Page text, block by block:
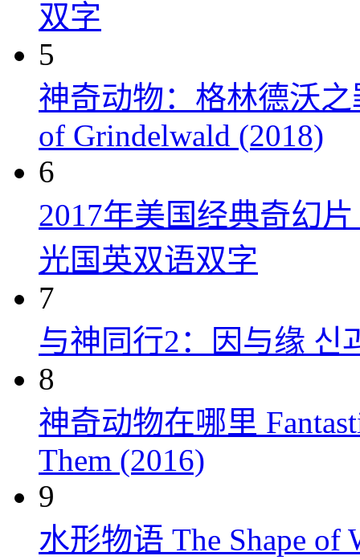
双字
5
神奇动物：格林德沃之
of Grindelwald (2018)
6
2017年美国经典奇幻
光国英双语双字
7
与神同行2：因与缘 신
8
神奇动物在哪里
Them (2016)
9
水形物语 The Shape of